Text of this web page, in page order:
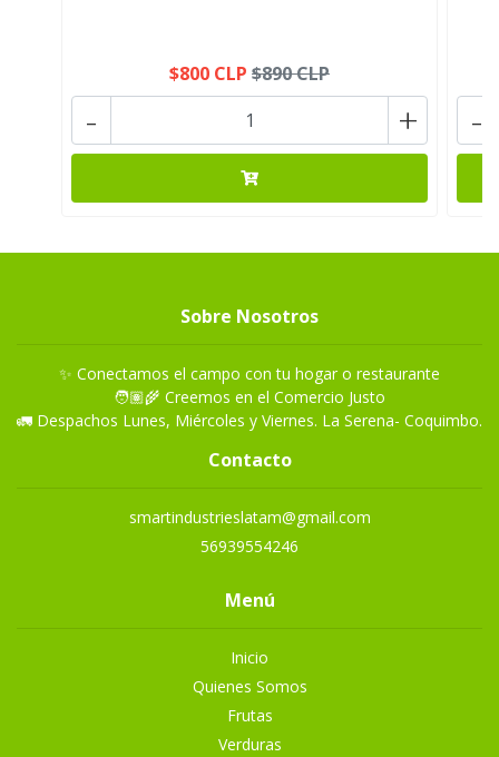
$800 CLP $890 CLP
+
- -
Sobre Nosotros
✨ Conectamos el campo con tu hogar o restaurante
🧑🏽‍🌾 Creemos en el Comercio Justo
🚛 Despachos Lunes, Miércoles y Viernes. La Serena- Coquimbo.
Contacto
smartindustrieslatam@gmail.com
56939554246
Menú
Inicio
Quienes Somos
Frutas
Verduras